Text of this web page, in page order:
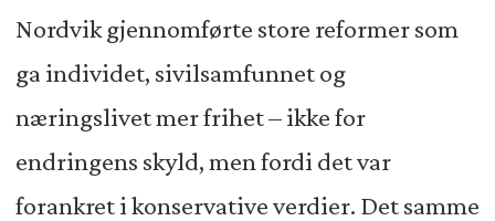
Nordvik gjennomførte store reformer som
ga individet, sivilsamfunnet og
næringslivet mer frihet – ikke for
endringens skyld, men fordi det var
forankret i konservative verdier. Det samme